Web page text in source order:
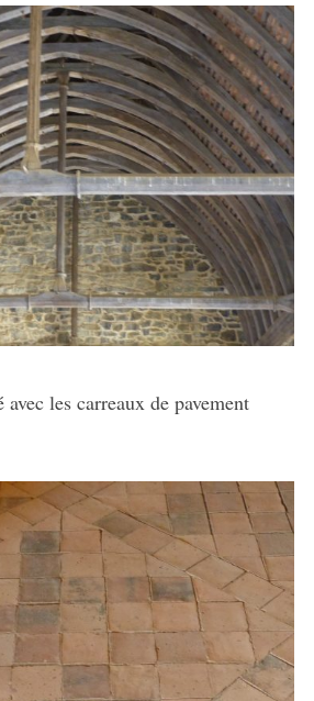
avec les carreaux de pavement